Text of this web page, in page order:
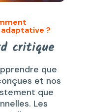
?
critique
que
et nos
que
Les